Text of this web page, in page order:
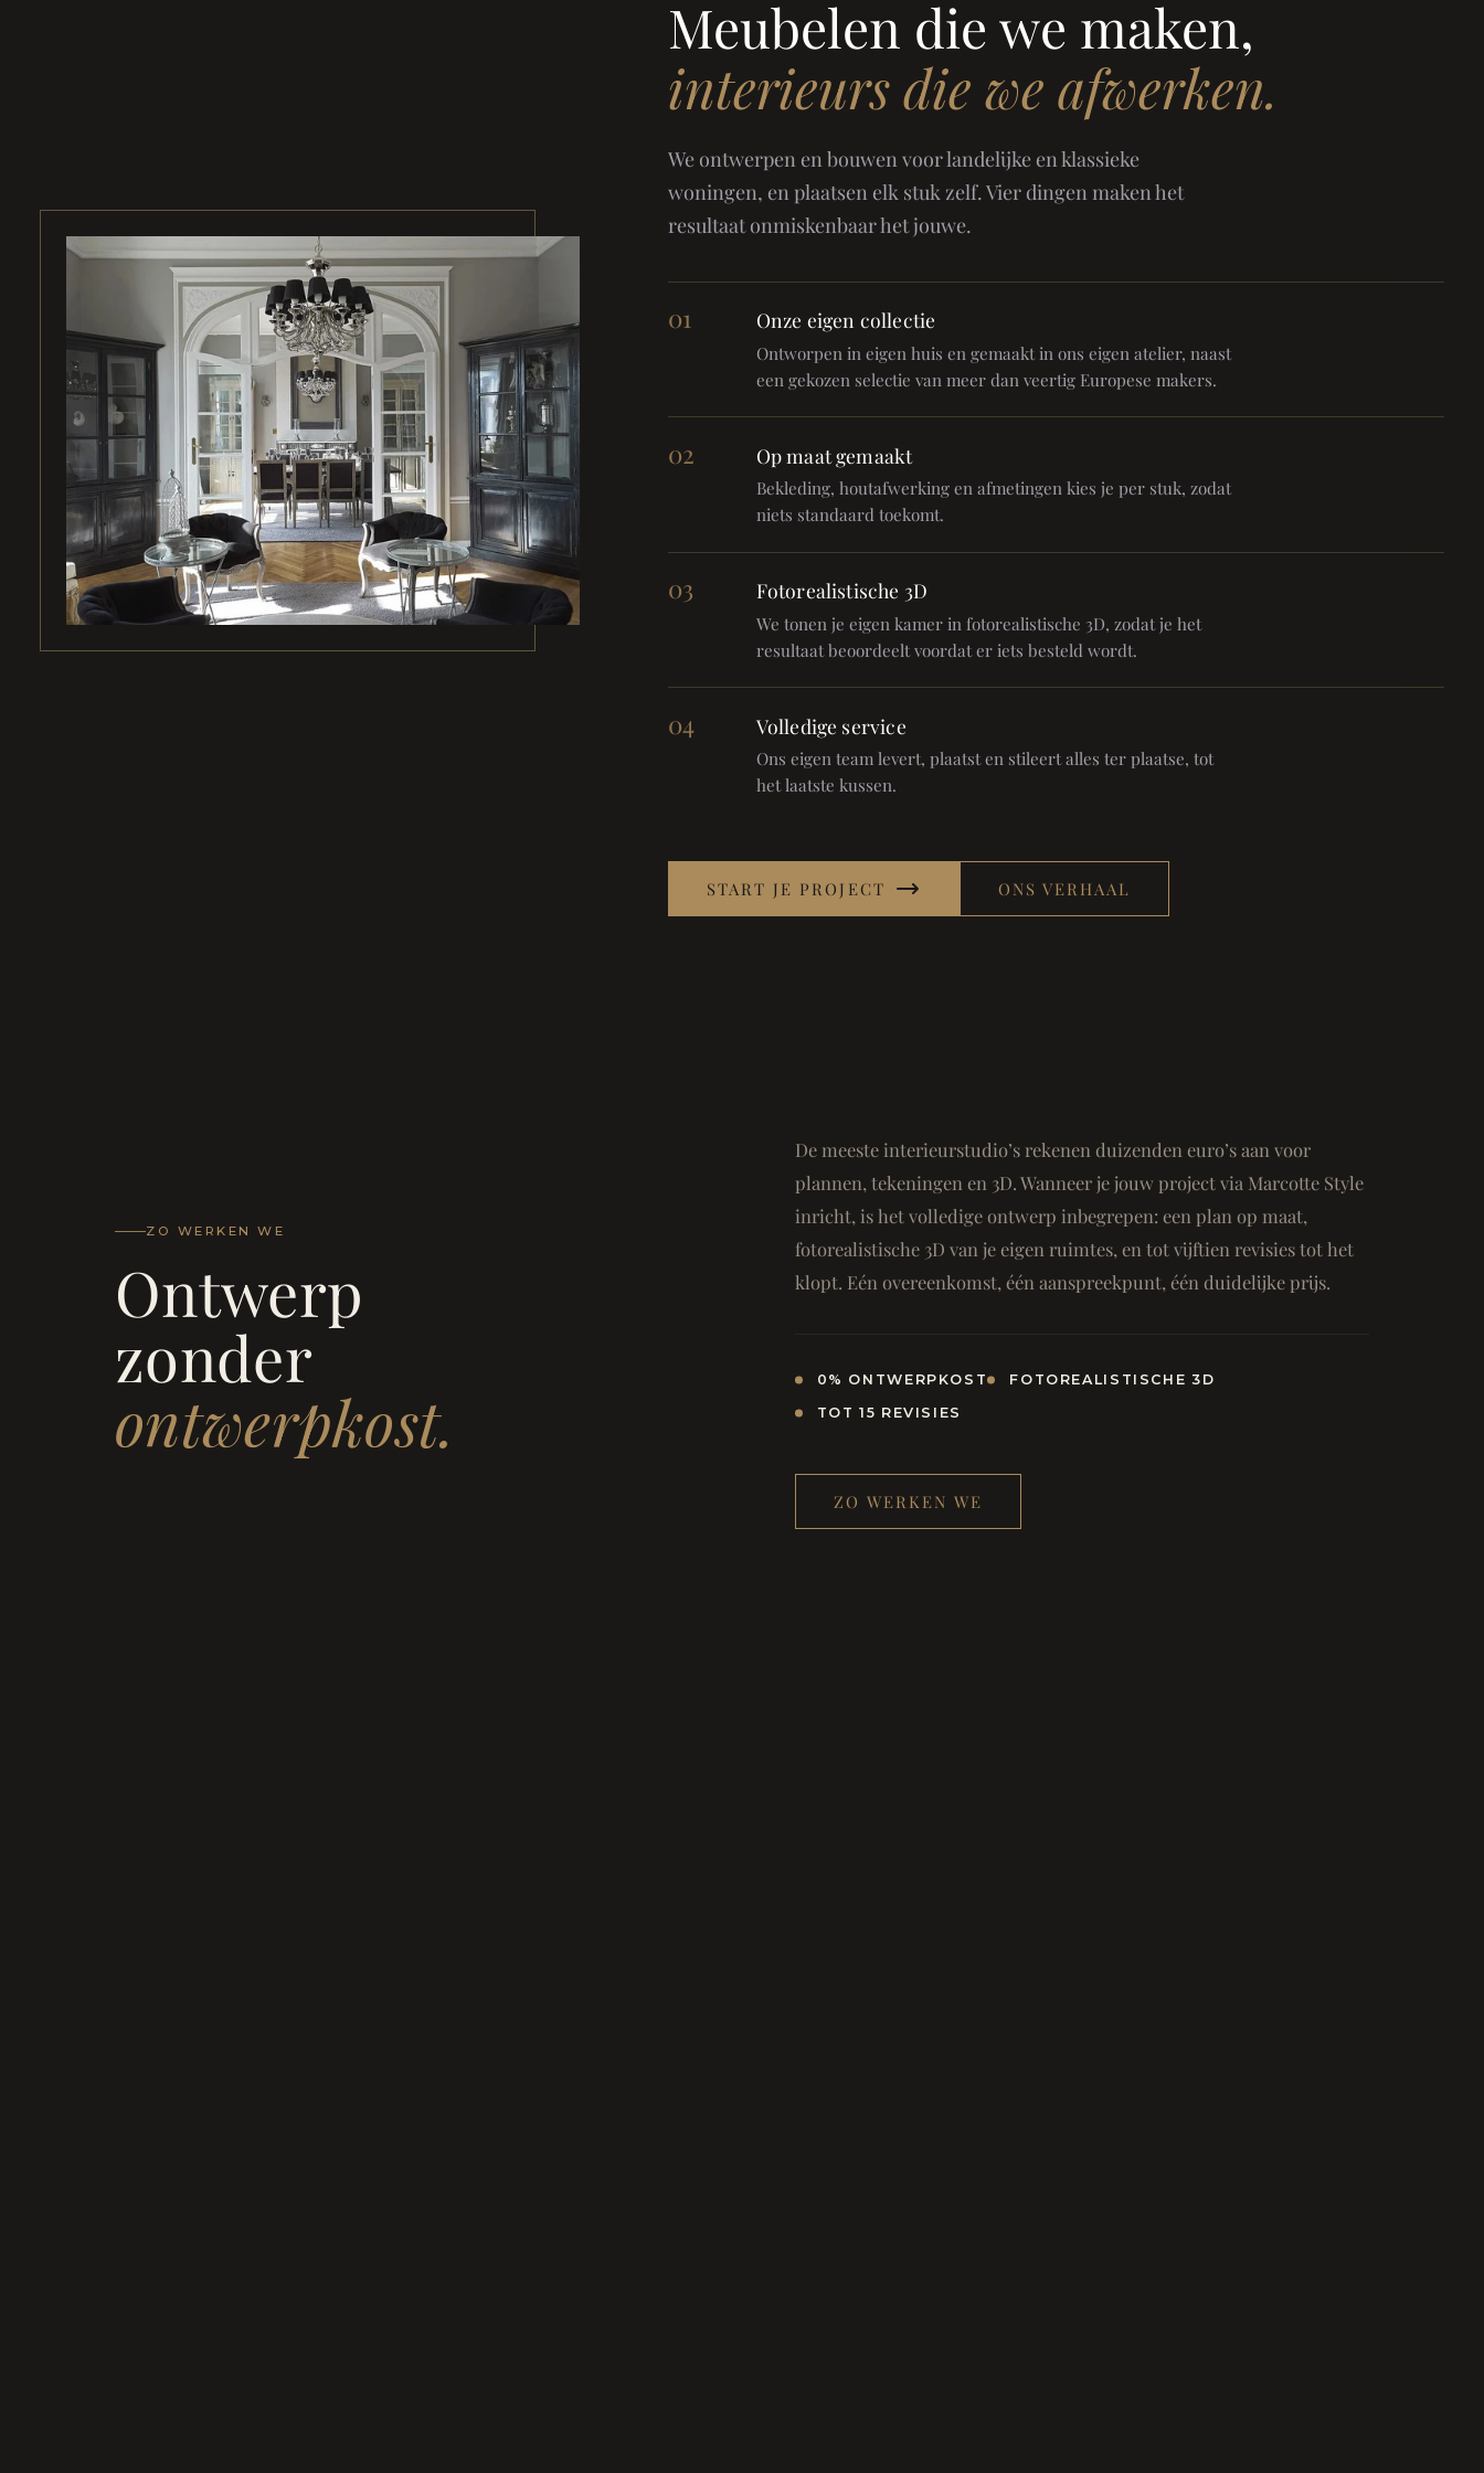
Meubelen die we maken,
interieurs die we afwerken.
We ontwerpen en bouwen voor landelijke en klassieke
woningen, en plaatsen elk stuk zelf. Vier dingen maken het
resultaat onmiskenbaar het jouwe.
01 Onze eigen collectie
Ontworpen in eigen huis en gemaakt in ons eigen atelier, naast
een gekozen selectie van meer dan veertig Europese makers.
02 Op maat gemaakt
Bekleding, houtafwerking en afmetingen kies je per stuk, zodat
niets standaard toekomt.
03 Fotorealistische 3D
We tonen je eigen kamer in fotorealistische 3D, zodat je het
resultaat beoordeelt voordat er iets besteld wordt.
04 Volledige service
Ons eigen team levert, plaatst en stileert alles ter plaatse, tot
het laatste kussen.
START JE PROJECT ONS VERHAAL
ZO WERKEN WE
Ontwerp
zonder
ontwerpkost.
De meeste interieurstudio’s rekenen duizenden euro’s aan voor
plannen, tekeningen en 3D. Wanneer je jouw project via Marcotte Style
inricht, is het volledige ontwerp inbegrepen: een plan op maat,
fotorealistische 3D van je eigen ruimtes, en tot vijftien revisies tot het
klopt. Eén overeenkomst, één aanspreekpunt, één duidelijke prijs.
0% ONTWERPKOST
FOTOREALISTISCHE 3D
TOT 15 REVISIES
ZO WERKEN WE